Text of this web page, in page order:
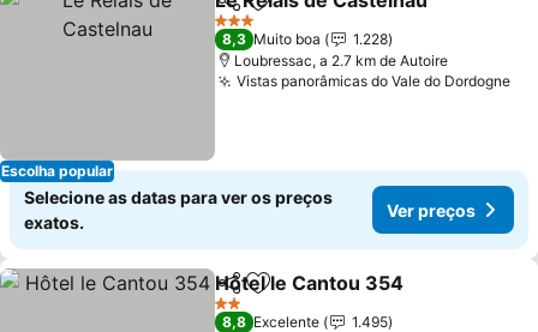
Escolha popular
PartilharAdicionar aos favoritos
3 Estrelas
8,3 Muito boa
1.228
Loubressac, a 2.7 km de Autoire
Vistas panorâmicas do Vale do Dordogne
Selecione as datas para ver os preços
exatos.
Ver preços
PartilharAdicionar aos favoritos
Hôtel le Cantou 354
2 Estrelas
8,8 Excelente
1.495